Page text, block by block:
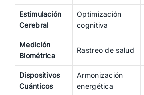
Estimulación
Cerebral
Optimización
cognitiva
Medición
Biométrica
Rastreo de salud
Dispositivos
Cuánticos
Armonización
energética